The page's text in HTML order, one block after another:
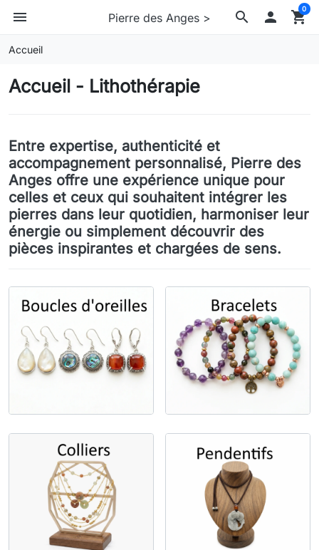
Pierre des Anges > search
menu  shopping_cart
0
Accueil
Accueil - Lithothérapie
Entre expertise, authenticité et
accompagnement personnalisé, Pierre des
Anges offre une expérience unique pour
celles et ceux qui souhaitent intégrer les
pierres dans leur quotidien, harmoniser leur
énergie ou simplement découvrir des
pièces inspirantes et chargées de sens.
Boucles d'oreilles Bracelets
Colliers Pendentifs